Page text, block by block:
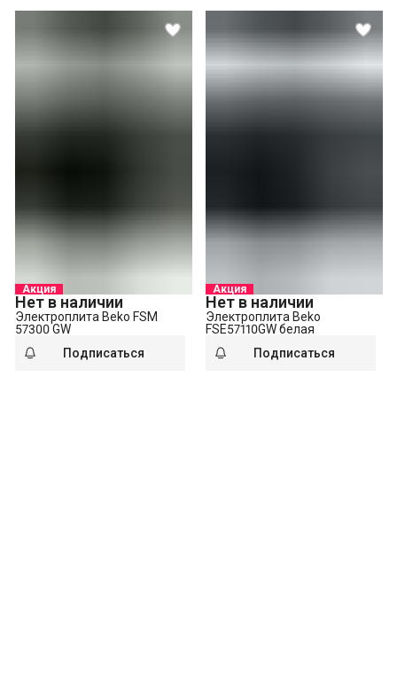
Акция
Нет в наличии
Электроплита Beko FSM
57300 GW
Подписаться
Акция
Нет в наличии
Электроплита Beko
FSE57110GW белая
Подписаться